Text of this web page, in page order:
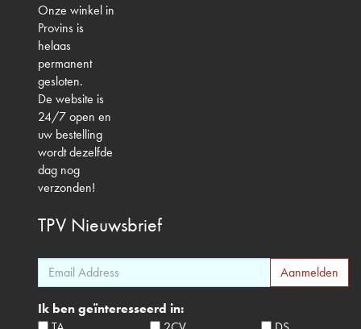
Onze winkel in
Provins is
helaas
permanent
gesloten.
De website is
24/7 open en
uw bestelling
wordt dezelfde
dag nog
verzonden!
TPV Nieuwsbrief
Ik ben geïnteresseerd in: